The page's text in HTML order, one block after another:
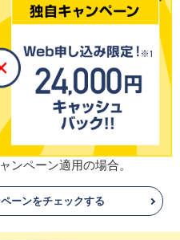
ンペーン適用の場合。
ーンをチェックする